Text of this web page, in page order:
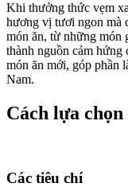
Khi thưởng thức vẹm
hương vị tươi ngon mà
món ăn, từ những món
thành nguồn cảm hứng
món ăn mới, góp phần
Nam.
Cách lựa
Các tiêu chí